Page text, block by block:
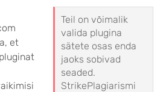
Teil on võimalik
valida plugina
sätete osas enda
jaoks sobivad
seaded.
StrikePlagiarismi
et